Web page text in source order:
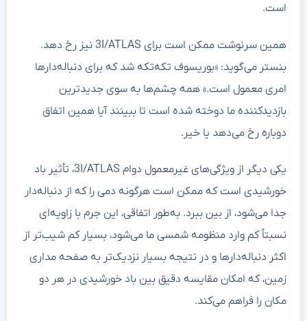
است.
همین سرنوشت ممکن است برای 3I/ATLAS نیز رخ دهد.
بنستر می‌گوید: «بوریسوف تکه‌تکه شد که برای دنباله‌دارها
امری معمول است.» همه چشم‌ها به سوی جدیدترین
بازدیدکننده ما دوخته شده است تا ببینند آیا همین اتفاق
دوباره رخ می‌دهد یا خیر.
یکی دیگر از ویژگی‌های غیرمعمول دوام 3I/ATLAS، تأثیر باد
خورشیدی است که ممکن است هرگونه دمی را که از دنباله‌دار
جدا می‌شود، از بین ببرد. به‌طور اتفاقی، این جرم با زاویه‌ای
نسبتاً کم وارد منظومه شمسی ما می‌شود، بسیار کم شیب‌تر از
اکثر دنباله‌دارها و در نتیجه بسیار نزدیک‌تر به صفحه مداری
زمین، که امکان مقایسه دقیق بین باد خورشیدی در هر دو
مکان را فراهم می‌کند.